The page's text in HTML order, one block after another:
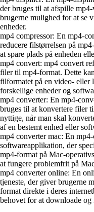
der bruges til at afspille
brugerne mulighed for at se
enheder.
mp4 compressor: En mp4-
reducere filstørrelsen på
at spare plads på enheden
mp4 convert: mp4 convert
filer til mp4-format. Dette
filformatet på en video- eller
forskellige enheder og
mp4 converter: En mp4-
bruges til at konvertere filer
nyttige, når man skal
af en bestemt enhed eller
mp4 converter mac: En
softwareapplikation, der
mp4-format på Mac-
at fungere problemfrit på
mp4 converter online: En
tjeneste, der giver brugerne
format direkte i deres
behovet for at downloade